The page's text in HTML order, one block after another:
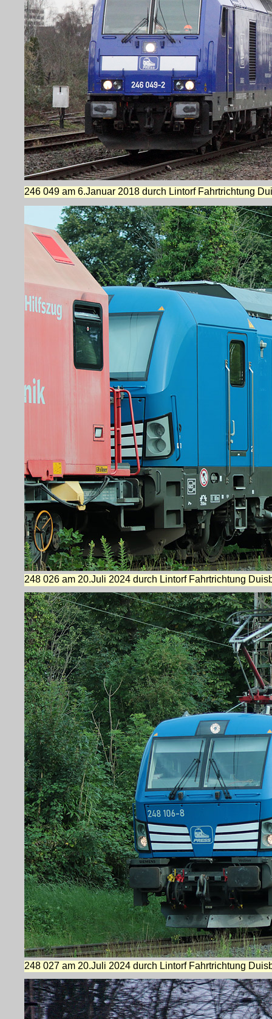
246 049 am 6.Januar 2018 durch Lintorf Fahrtrichtung
248 026 am 20.Juli 2024 durch Lintorf Fahrtrichtung
248 027 am 20.Juli 2024 durch Lintorf Fahrtrichtung